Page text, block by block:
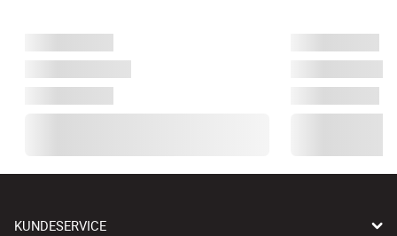
KUNDESERVICE